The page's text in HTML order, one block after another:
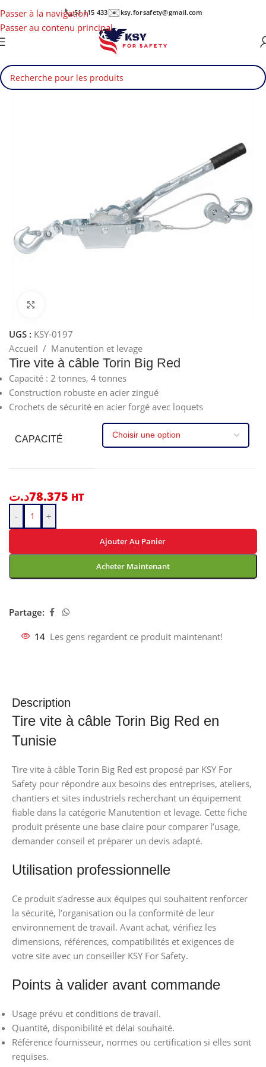
Passer à la navigation
Passer au contenu principal
📞51 115 433✉️ ksy.forsafety@gmail.com
UGS : KSY-0197
Accueil / Manutention et levage
Tire vite à câble Torin Big Red
Capacité : 2 tonnes, 4 tonnes
Construction robuste en acier zingué
Crochets de sécurité en acier forgé avec loquets
CAPACITÉ
78.375د.ت HT
- +
Ajouter Au Panier
Acheter Maintenant
Partage:
14 Les gens regardent ce produit maintenant!
Description
Tire vite à câble Torin Big Red en
Tunisie
Tire vite à câble Torin Big Red est proposé par KSY For
Safety pour répondre aux besoins des entreprises, ateliers,
chantiers et sites industriels recherchant un équipement
fiable dans la catégorie Manutention et levage. Cette fiche
produit présente une base claire pour comparer l’usage,
demander conseil et préparer un devis adapté.
Utilisation professionnelle
Ce produit s’adresse aux équipes qui souhaitent renforcer
la sécurité, l’organisation ou la conformité de leur
environnement de travail. Avant achat, vérifiez les
dimensions, références, compatibilités et exigences de
votre site avec un conseiller KSY For Safety.
Points à valider avant commande
Usage prévu et conditions de travail.
Quantité, disponibilité et délai souhaité.
Référence fournisseur, normes ou certification si elles sont
requises.